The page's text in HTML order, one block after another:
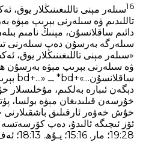
16سىلەر مېنى تاللىغىنىڭلار
تاللىدىم ۋە سىلەرنى بېرىپ مېۋە
دائىم ساقلانسۇن، مېنىڭ نامىم
«سىلەر مېنى تاللىغىنىڭلار يوق،
ۋە سىلەرنى بېرىپ مېۋە بەرسۇن
دېگەن ئىبارە بەلكىم، مۇخلىسلار
خۇش خەۋەر ئارقىلىق باشقىلارنى
28‏:19؛ مار. 16‏:15؛ يـۇھ. 13‏:18؛ ئ‍ەف. 1‏:4؛ كول. 1‏:6. *